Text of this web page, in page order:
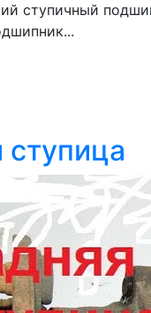
ступичный
ступица